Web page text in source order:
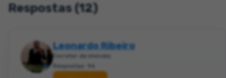
Respostas (12)
Leonardo Ribeiro
Corretor de imóveis
Respostas: 96